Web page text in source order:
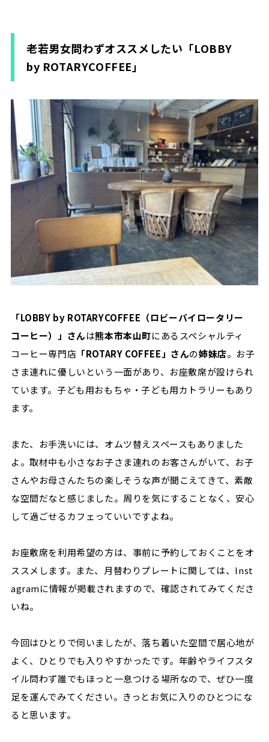
老若男女問わずオススメしたい 「LOBBY
by ROTARYCOFFEE」
「LOBBY by ROTARYCOFFEE（ロビーバイロータリー
コーヒー）」さんは熊本市本山町にあるスペシャルティ
コーヒー専門店 「ROTARY COFFEE」さんの姉妹店。お子
さま連れに優しいという一面があり、お座敷席が設けられ
ています。子ども用おもちゃ・子ども用カトラリーもあり
ます。
また、お手洗いには、オムツ替えスペースもありました
よ。取材中も小さなお子さま連れのお客さんがいて、お子
さんやお母さんたちの楽しそうな声が聞こえてきて、素敵
な空間だなと感じました。周りを気にすることなく、安心
して過ごせるカフェっていいですよね。
お座敷席を利用希望の方は、事前に予約しておくことをオ
ススメします。また、月替わりプレートに関しては、Inst
agramに情報が掲載されますので、確認されてみてくださ
いね。
今回はひとりで伺いましたが、落ち着いた空間で居心地が
よく、ひとりでも入りやすかったです。年齢やライフスタ
イル問わず誰でもほっと一息つける場所なので、ぜひ一度
足を運んでみてください。きっとお気に入りのひとつにな
ると思います。